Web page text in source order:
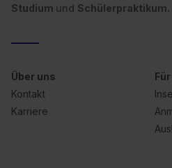
Studium und Schülerpraktikum.
Über uns
Kontakt
Karriere